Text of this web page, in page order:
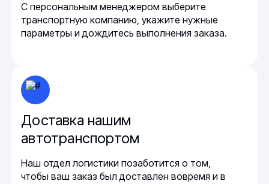
С персональным менеджером выберите
транспортную компанию, укажите нужные
параметры и дождитесь выполнения заказа.
Доставка нашим
автотранспортом
Наш отдел логистики позаботится о том,
чтобы ваш заказ был доставлен вовремя и в